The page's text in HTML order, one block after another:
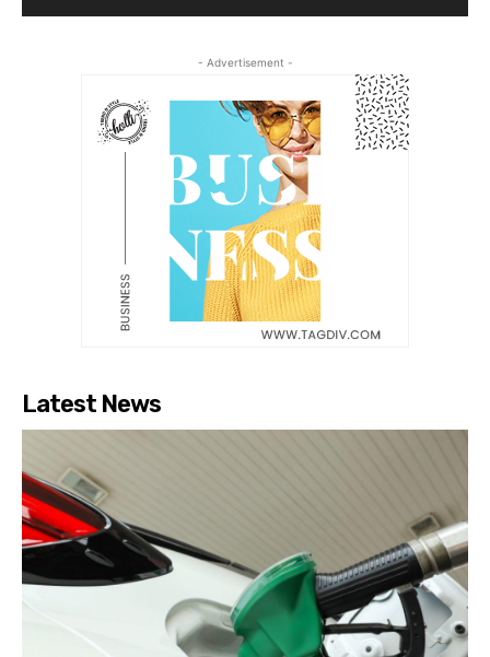
- Advertisement -
Latest News